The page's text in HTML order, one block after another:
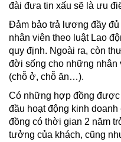
đài đưa tin xấu sẽ là ưu
Đảm bảo trả lương đầy
nhân viên theo luật Lao
quy định. Ngoài ra, còn
đời sống cho những nhân
(chỗ ở, chỗ ăn…).
Có những hợp đồng
đầu hoạt động kinh
đồng có thời gian 2 năm
tưởng của khách, cũng